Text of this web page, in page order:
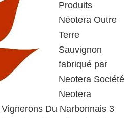
Produits
Néotera Outre
Terre
Sauvignon
fabriqué par
Neotera Société
Neotera
Du Narbonnais 3